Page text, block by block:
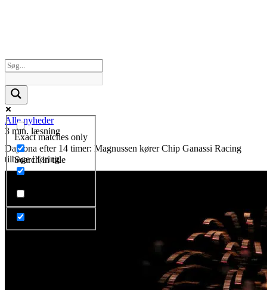
Exact matches only
Search in title
Alle nyheder
3 min. læsning
Daytona efter 14 timer: Magnussen kører Chip Ganassi Racing
tilbage i føring